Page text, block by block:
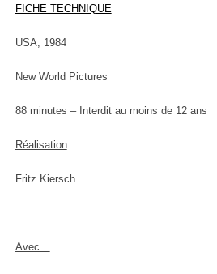
FICHE TECHNIQUE
USA, 1984
New World Pictures
88 minutes – Interdit au moins de 12 ans
Réalisation
Fritz Kiersch
Avec…